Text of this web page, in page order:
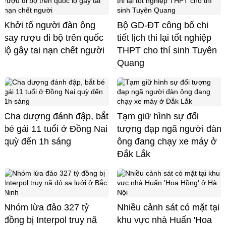
Khởi tố người đàn ông
say rượu đi bộ trên quốc
lộ gây tai nạn chết người
Bộ GD-ĐT công bố chi
tiết lịch thi lại tốt nghiệp
THPT cho thí sinh Tuyên
Quang
Cha dượng đánh đập, bắt
bé gái 11 tuổi ở Đồng Nai
quỳ đến 1h sáng
Tạm giữ hình sự đối
tượng đạp ngã người đàn
ông đang chạy xe máy ở
Đắk Lắk
Nhóm lừa đảo 327 tỷ
đồng bị Interpol truy nã
Nhiều cảnh sát có mặt tại
khu vực nhà Huấn 'Hoa